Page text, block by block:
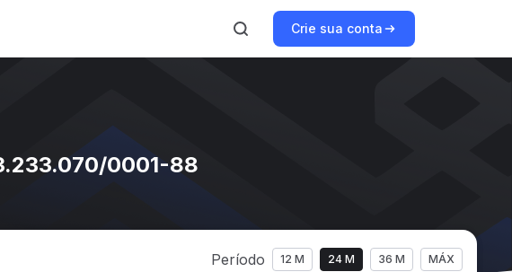
Crie sua conta
0001-88
Período 12 M 24 M 36 M MÁX